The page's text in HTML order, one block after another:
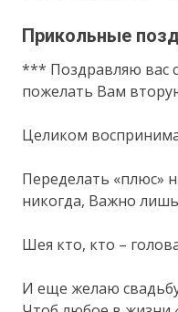
Прикольные
*** Поздравляю вас
пожелать Вам
Целиком
Переделать «плюс»
никогда, Важно
Шея кто, кто –
И еще желаю